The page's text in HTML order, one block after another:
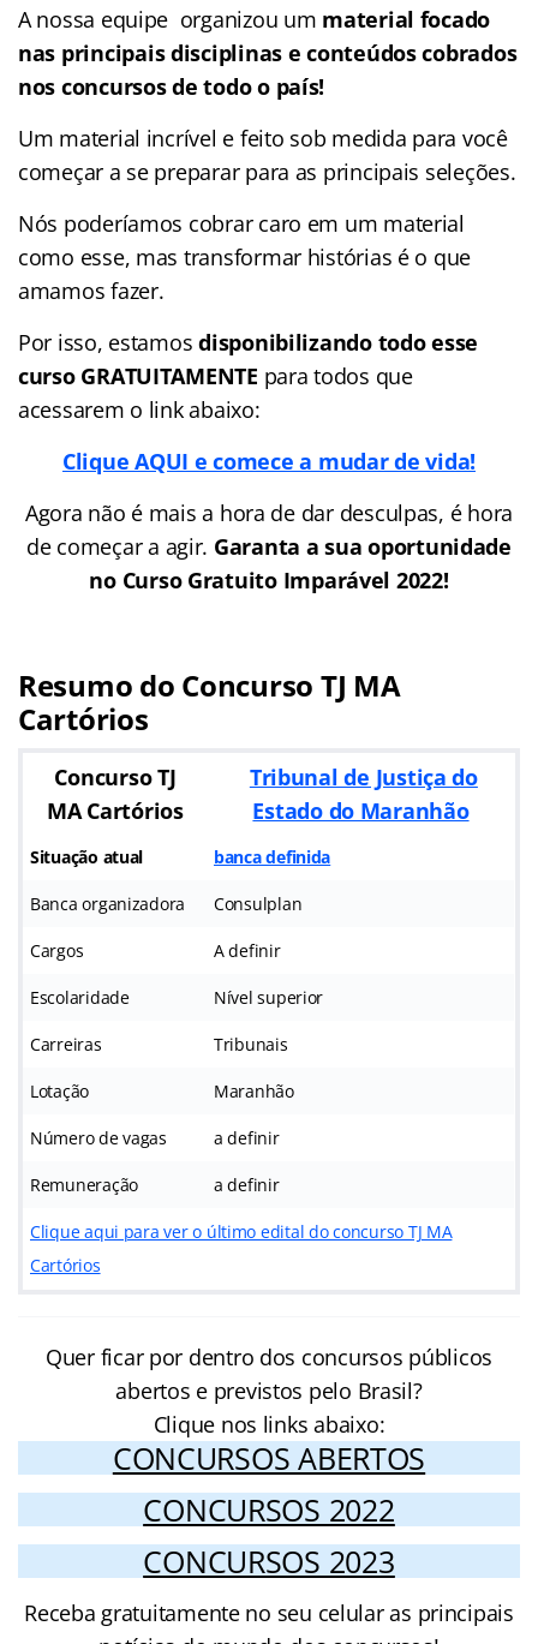
A nossa equipe organizou um material focado
nas principais disciplinas e conteúdos cobrados
nos concursos de todo o país!
Um material incrível e feito sob medida para você
começar a se preparar para as principais seleções.
Nós poderíamos cobrar caro em um material
como esse, mas transformar histórias é o que
amamos fazer.
Por isso, estamos disponibilizando todo esse
curso GRATUITAMENTE para todos que
acessarem o link abaixo:
Clique AQUI e comece a mudar de vida!
Agora não é mais a hora de dar desculpas, é hora
de começar a agir. Garanta a sua oportunidade
no Curso Gratuito Imparável 2022!
Resumo do Concurso TJ MA
Cartórios
Concurso TJ
MA Cartórios
Tribunal de Justiça do
Estado do Maranhão
Situação atual banca definida
Banca organizadora Consulplan
Cargos A definir
Escolaridade Nível superior
Carreiras Tribunais
Lotação Maranhão
Número de vagas a definir
Remuneração a definir
Clique aqui para ver o último edital do concurso TJ MA
Cartórios
Quer ficar por dentro dos concursos públicos
abertos e previstos pelo Brasil?
Clique nos links abaixo:
CONCURSOS ABERTOS
CONCURSOS 2022
CONCURSOS 2023
Receba gratuitamente no seu celular as principais